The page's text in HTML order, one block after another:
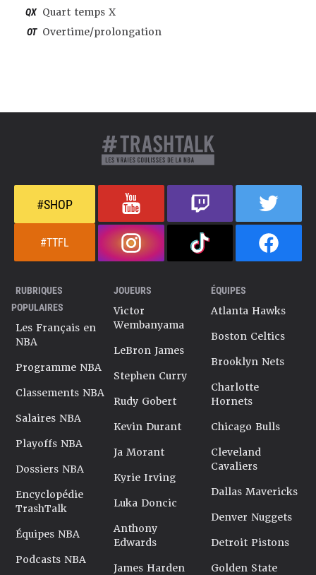
QX Quart temps X
OT Overtime/prolongation
#SHOP
#TTFL
RUBRIQUES
POPULAIRES
Les Français en
NBA
Programme NBA
Classements NBA
Salaires NBA
Playoffs NBA
Dossiers NBA
Encyclopédie
TrashTalk
Équipes NBA
Podcasts NBA
JOUEURS
Victor
Wembanyama
LeBron James
Stephen Curry
Rudy Gobert
Kevin Durant
Ja Morant
Kyrie Irving
Luka Doncic
Anthony
Edwards
James Harden
ÉQUIPES
Atlanta Hawks
Boston Celtics
Brooklyn Nets
Charlotte
Hornets
Chicago Bulls
Cleveland
Cavaliers
Dallas Mavericks
Denver Nuggets
Detroit Pistons
Golden State